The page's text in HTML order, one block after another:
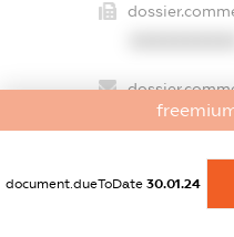
document.dueToDate 30.01.24